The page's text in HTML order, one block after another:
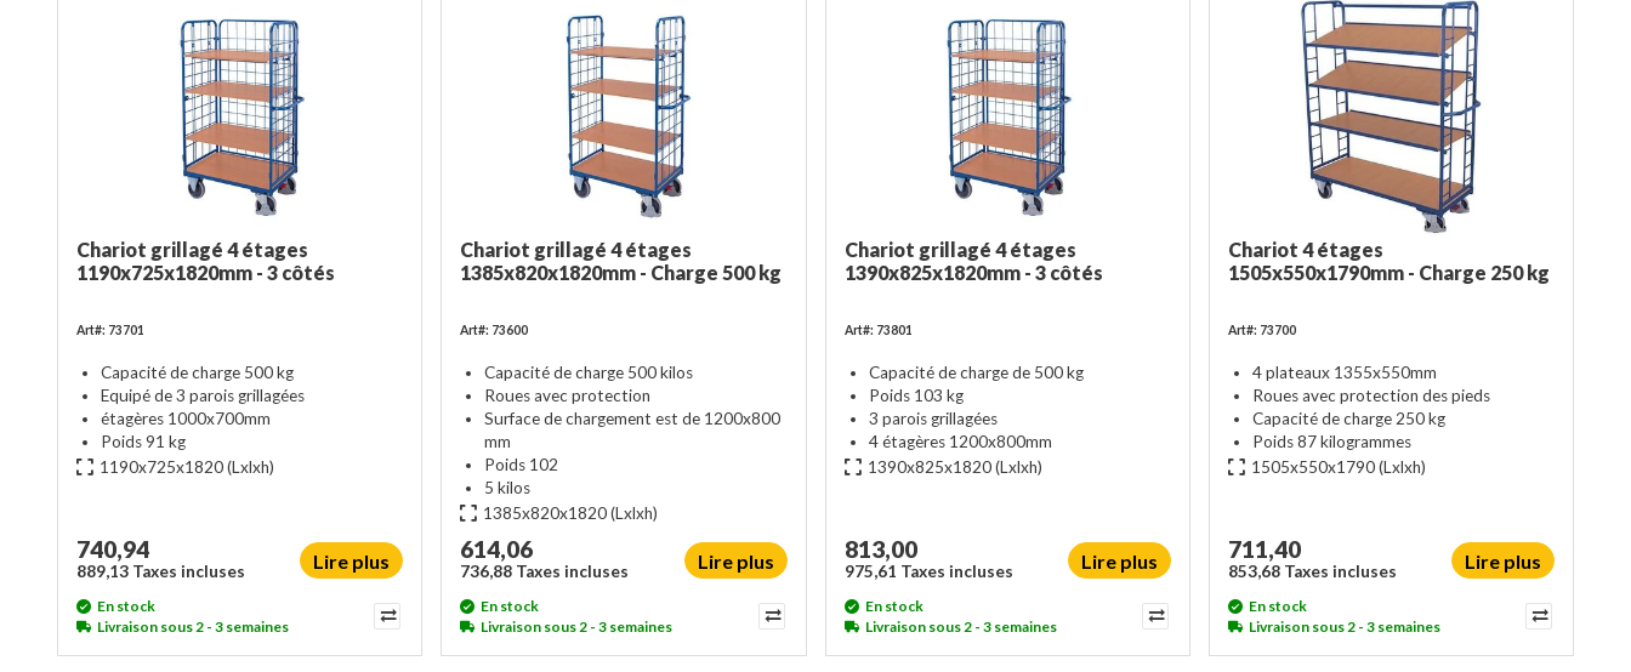
Chariot grillagé 4 étages
1190x725x1820mm - 3 côtés
Art#: 73701
Capacité de charge 500 kg
Equipé de 3 parois grillagées
étagères 1000x700mm
Poids 91 kg
1190x725x1820(Lxlxh)
740,94
889,13 Taxes incluses Lire plus
En stock
Livraison sous 2 - 3 semaines
Chariot grillagé 4 étages
1385x820x1820mm - Charge 500 kg
Art#: 73600
Capacité de charge 500 kilos
Roues avec protection
Surface de chargement est de 1200x800
mm
Poids 102
5 kilos
1385x820x1820(Lxlxh)
614,06
736,88 Taxes incluses Lire plus
En stock
Livraison sous 2 - 3 semaines
Chariot grillagé 4 étages
1390x825x1820mm - 3 côtés
Art#: 73801
Capacité de charge de 500 kg
Poids 103 kg
3 parois grillagées
4 étagères 1200x800mm
1390x825x1820(Lxlxh)
813,00
975,61 Taxes incluses Lire plus
En stock
Livraison sous 2 - 3 semaines
Chariot 4 étages
1505x550x1790mm - Charge 250 kg
Art#: 73700
4 plateaux 1355x550mm
Roues avec protection des pieds
Capacité de charge 250 kg
Poids 87 kilogrammes
1505x550x1790(Lxlxh)
711,40
853,68 Taxes incluses Lire plus
En stock
Livraison sous 2 - 3 semaines